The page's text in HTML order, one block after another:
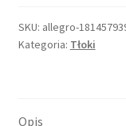
YZ
250
SKU: allegro-
Kategoria: Tłoki
Opis